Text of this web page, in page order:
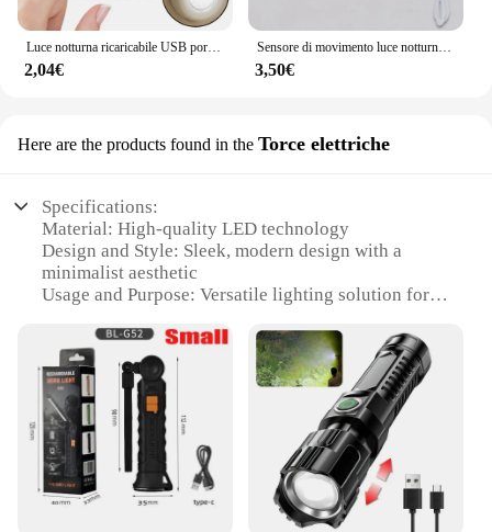
Luce notturna ricaricabile USB portatile a Led per l'illuminazione del soggiorno e della camera da letto. Lampade lampada decorazioni per la casa luci decorative
2,04€
Sensore di movimento luce notturna a LED USB ricaricabile luce notturna per camera da letto luce a induzione Wireless per scale da cucina armadio da corridoio
3,50€
Here are the products found in the Torce elettriche
Specifications:
Material: High-quality LED technology
Design and Style: Sleek, modern design with a
minimalist aesthetic
Usage and Purpose: Versatile lighting solution for
Performance and Property: Energy-efficient, long-
lasting light output
Parts and Accessories: Comes with a rechargeable
battery for easy use
Applicable People: Ideal for individuals, families,
or businesses looking for eco-friendly lighting
solutions